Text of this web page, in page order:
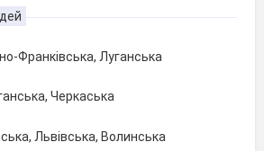
Франківська, Луганська
Черкаська
Львівська, Волинська